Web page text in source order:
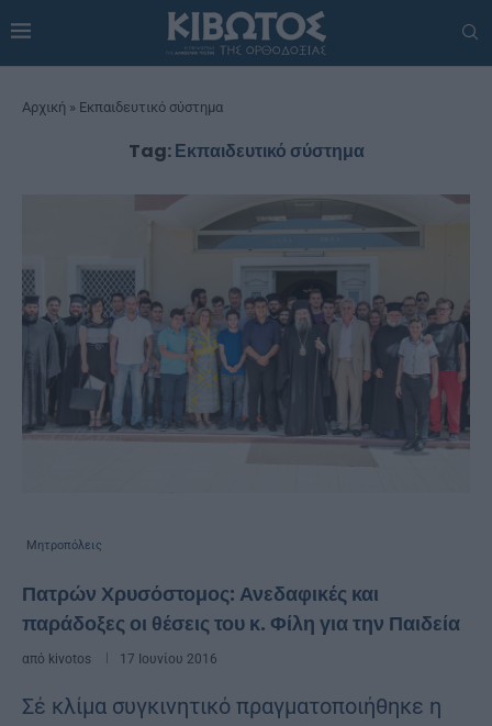
Αρχική » Εκπαιδευτικό σύστημα
Tag:Εκπαιδευτικό σύστημα
Μητροπόλεις
Πατρών Χρυσόστομος: Ανεδαφικές και
παράδοξες οι θέσεις του κ. Φίλη για την Παιδεία
από kivotos 17 Ιουνίου 2016
Σέ κλίμα συγκινητικό πραγματοποιήθηκε η